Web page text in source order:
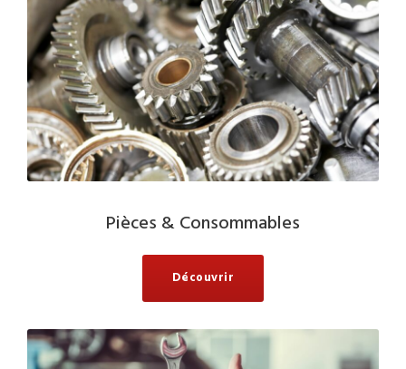
Pièces & Consommables
Découvrir